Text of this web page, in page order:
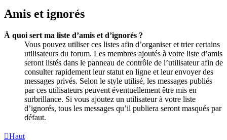
Amis et ignorés
À quoi sert ma liste d’amis et d’ignorés ?
Vous pouvez utiliser ces listes afin d’organiser et trier certains
utilisateurs du forum. Les membres ajoutés à votre liste d’amis
seront listés dans le panneau de contrôle de l’utilisateur afin de
consulter rapidement leur statut en ligne et leur envoyer des
messages privés. Selon le style utilisé, les messages publiés
par ces utilisateurs peuvent éventuellement être mis en
surbrillance. Si vous ajoutez un utilisateur à votre liste
d’ignorés, tous les messages qu’il publiera seront masqués par
défaut.
Haut